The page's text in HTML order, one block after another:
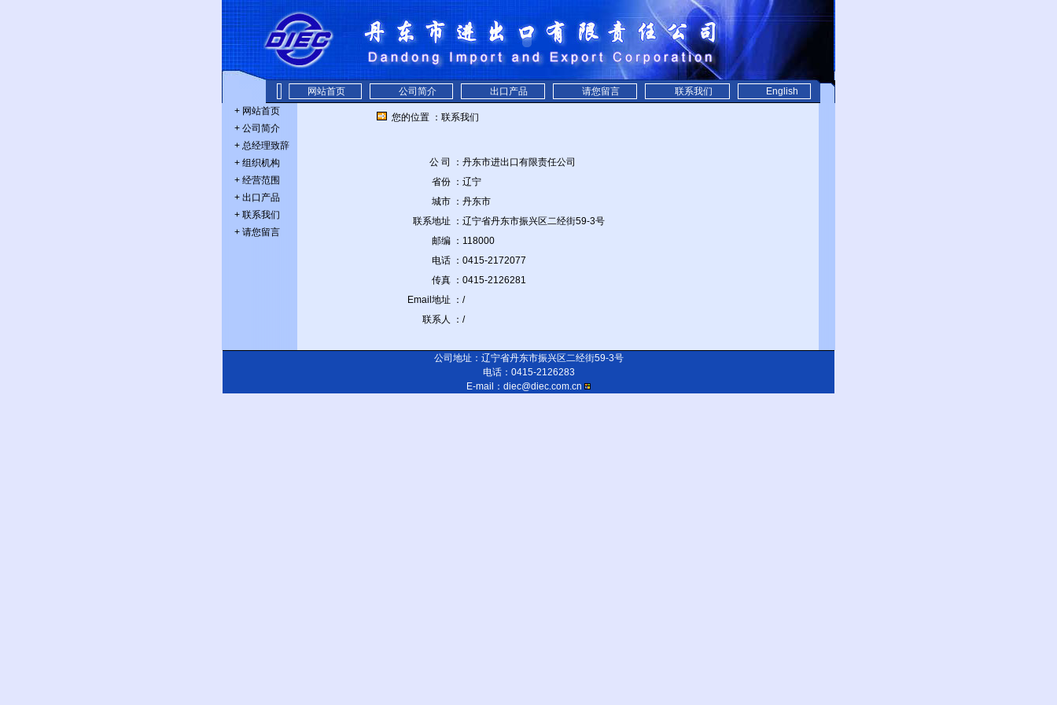
网站首页 公司简介 出口产品 请您留言 联系我们
English
+ 网站首页
+ 公司简介
+ 总经理致辞
+ 组织机构
+ 经营范围
+ 出口产品
+ 联系我们
+ 请您留言
您的位置 ：联系我们
公 司 ： 丹东市进出口有限责任公司
省份 ： 辽宁
城市 ： 丹东市
联系地址 ： 辽宁省丹东市振兴区二经街59-3号
邮编 ： 118000
电话 ： 0415-2172077
传真 ： 0415-2126281
Email地址 ： /
联系人 ： /
公司地址：辽宁省丹东市振兴区二经街59-3号
电话：0415-2126283
E-mail：diec@diec.com.cn